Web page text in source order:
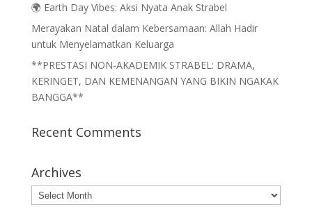
🌍 Earth Day Vibes: Aksi Nyata Anak Strabel
Merayakan Natal dalam Kebersamaan: Allah Hadir
untuk Menyelamatkan Keluarga
**PRESTASI NON-AKADEMIK STRABEL: DRAMA,
KERINGET, DAN KEMENANGAN YANG BIKIN NGAKAK
BANGGA**
Recent Comments
Archives
Archives